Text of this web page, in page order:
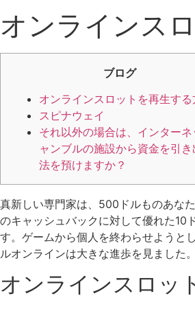
オンラインス
ブログ
オンラインスロットを再生する
スピナウェイ
それ以外の場合は、インター
ャンブルの施設から資金を引
法を預けますか？
真新しい専門家は、500ドルものあな
のキャッシュバックに対して優れた10
す。ゲームから個人を終わらせようと
ルオンラインは大きな進歩を見ました。
オンラインスロッ